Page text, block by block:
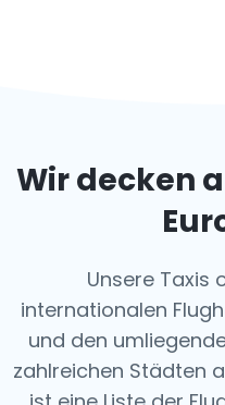
Wir decken
Unsere Taxis
internationalen
und den
zahlreichen Städten